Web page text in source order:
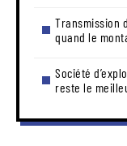
Transmission
quand le
Société
reste le